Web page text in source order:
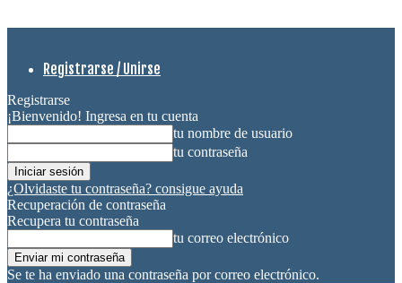
Registrarse / Unirse
Registrarse
¡Bienvenido! Ingresa en tu cuenta
tu nombre de usuario
tu contraseña
¿Olvidaste tu contraseña? consigue ayuda
Recuperación de contraseña
Recupera tu contraseña
tu correo electrónico
Se te ha enviado una contraseña por correo electrónico.